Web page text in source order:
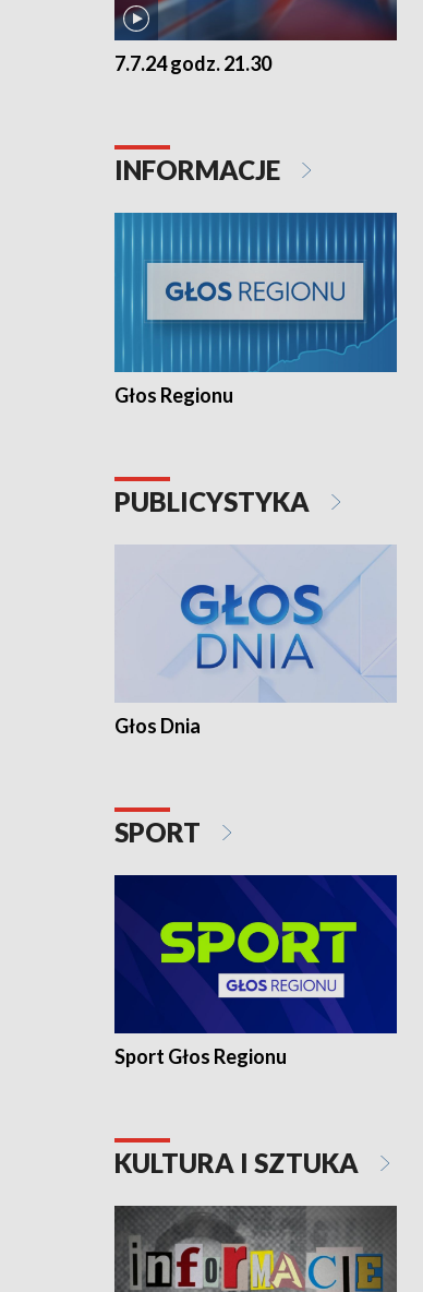
7.7.24 godz. 21.30
INFORMACJE
Głos Regionu
PUBLICYSTYKA
Głos Dnia
SPORT
Sport Głos Regionu
KULTURA I SZTUKA